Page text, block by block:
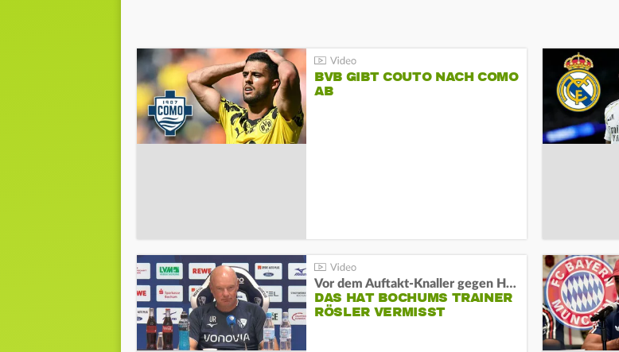
BVB GIBT COUTO NACH COMO
AB
Vor dem Auftakt-Knaller gegen Hertha:
DAS HAT BOCHUMS TRAINER
RÖSLER VERMISST